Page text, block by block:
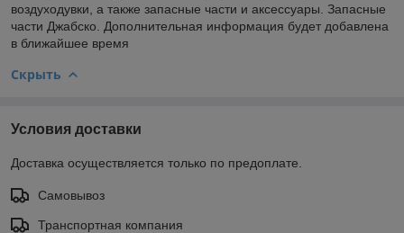
воздуходувки, а также запасные части и аксессуары. Запасные
части Джабско. Дополнительная информация будет добавлена
в ближайшее время
Скрыть
Условия доставки
Доставка осуществляется только по предоплате.
Самовывоз
Транспортная компания